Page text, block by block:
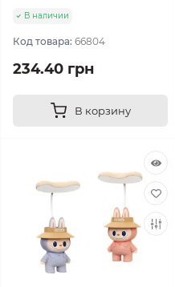
В наличии
Код товара: 66804
234.40 грн
В корзину